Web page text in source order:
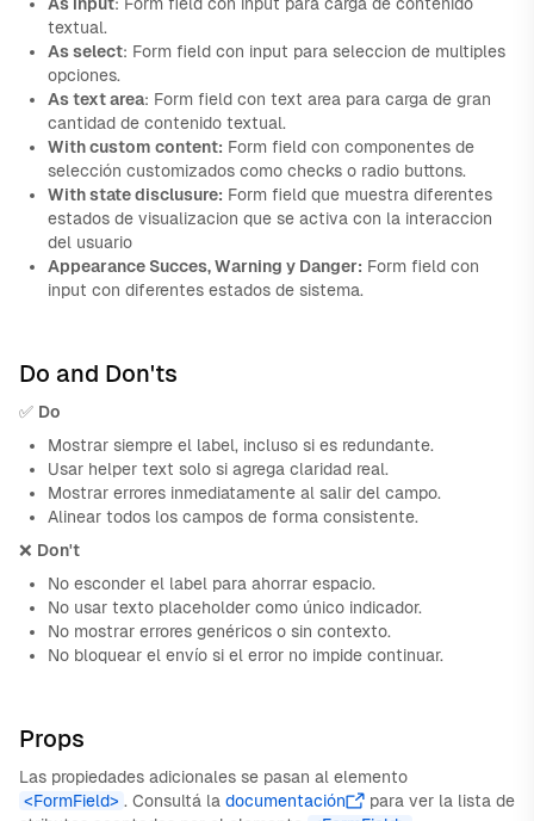
textual.
As select: Form field con input para seleccion de multiples
opciones.
As text area: Form field con text area para carga de gran
cantidad de contenido textual.
With custom content: Form field con componentes de
selección customizados como checks o radio buttons.
With state disclusure: Form field que muestra diferentes
estados de visualizacion que se activa con la interaccion
del usuario
Appearance Succes, Warning y Danger: Form field con
input con diferentes estados de sistema.
Do and Don'ts
✅ Do
Mostrar siempre el label, incluso si es redundante.
Usar helper text solo si agrega claridad real.
Mostrar errores inmediatamente al salir del campo.
Alinear todos los campos de forma consistente.
❌ Don't
No esconder el label para ahorrar espacio.
No usar texto placeholder como único indicador.
No mostrar errores genéricos o sin contexto.
No bloquear el envío si el error no impide continuar.
Props
Las propiedades adicionales se pasan al elemento
<FormField> . Consultá la documentación
para ver la lista de